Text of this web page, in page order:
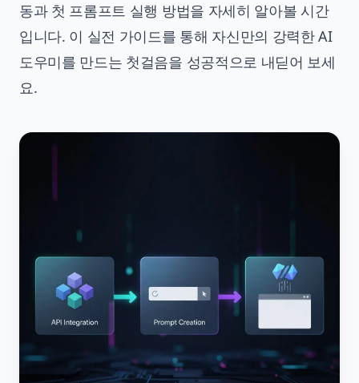
동과 첫 프롬프트 실행 방법을 자세히 알아볼 시간
입니다. 이 실전 가이드를 통해 자신만의 강력한 AI
도우미를 만드는 첫걸음을 성공적으로 내딛어 보세
요.